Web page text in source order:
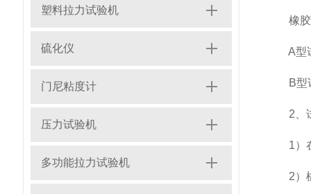
塑料拉力试验机
硫化仪
门尼粘度计
压力试验机
多功能拉力试验机
橡胶
A型试
B型试
2、试
1）在
2）橡